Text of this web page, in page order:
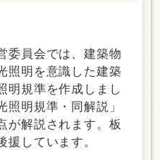
委員会では、建築物
照明を意識した建築
明規準を作成しまし
照明規準・同解説」
が解説されます。板
援しています。